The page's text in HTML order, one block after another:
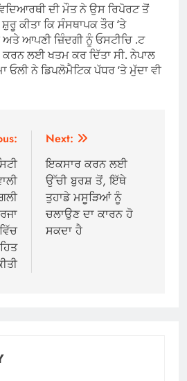
ਦੀ ਮੌਤ ਨੇ ਉਸ ਰਿਪੋਰਟ ਤੋਂ
ਕੀਤਾ ਕਿ ਸੰਸਥਾਪਕ ਤੌਰ ‘ਤੇ
ਆਪਣੀ ਜ਼ਿੰਦਗੀ ਨੂੰ ਓਸਟੀਚਿ .ਟ
ਲਈ ਖਤਮ ਕਰ ਦਿੱਤਾ ਸੀ. ਨੇਪਾਲ
ਓਲੀ ਨੇ ਡਿਪਲੋਮੈਟਿਕ ਪੱਧਰ ‘ਤੇ ਮੁੱਦਾ ਵੀ
Next:
ਇਕਸਾਰ ਕਰਨ ਲਈ
ਉੱਚੀ ਬੁਰਸ਼ ਤੋਂ, ਇੱਥੇ
ਤੁਹਾਡੇ ਮਸੂੜਿਆਂ ਨੂੰ
ਚਲਾਉਣ ਦਾ ਕਾਰਨ ਹੋ
ਸਕਦਾ ਹੈ